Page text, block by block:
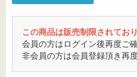
この商品は販売制限されており
会員の方はログイン後再度ご
非会員の方は会員登録頂き再